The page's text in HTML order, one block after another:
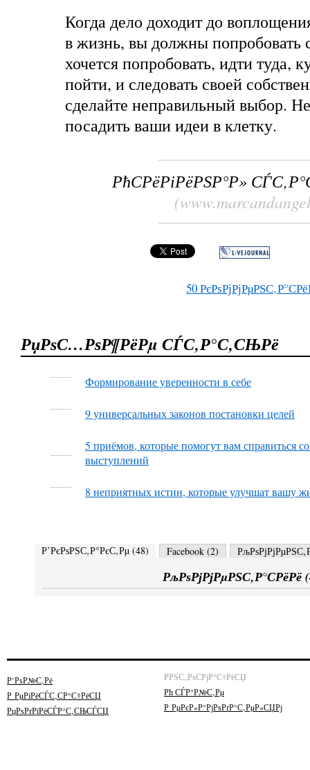
Когда дело доходит до
в жизнь, вы должны попробовать
хочется попробовать, идти туда,
пойти, и следовать своей
сделайте неправильный выбор.
посадить ваши идеи в клетку.
РћСРёРіРёРЅР°Р»
50
РџРѕС…РѕР¶РёРµ СЃС‚Р°С‚СЊРё
Формирование уверенности в себе
9 универсальных законов постановки целей
5 приёмов, которые помогут вам справиться
выступлений
8 неприятных истин, которые улучшат вашу
Р’РєРѕРЅС‚Р°РєС‚Рµ (48) Facebook (2)
РљРѕРјРјРµРЅС‚Р°СРёРё (
Р’РѕР№С‚Рё
Р РµРіРёСЃС‚СР°С†РёСЏ
РџРѕРґРїРёСЃР°С‚СЊСЃСЏ
РРЅС„РѕСРјР°С†РёСЏ
Рћ СЃР°Р№С‚Рµ
Р РµРєР»Р°РјРѕРґР°С‚РµР»СЏРј